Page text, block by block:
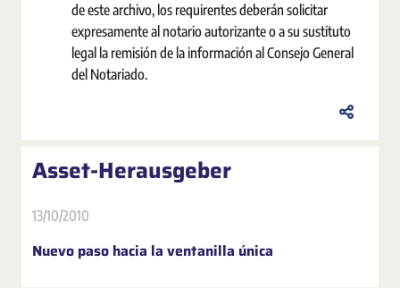
de este archivo, los requirentes deberán solicitar
expresamente al notario autorizante o a su sustituto
legal la remisión de la información al Consejo General
del Notariado.
Asset-Herausgeber
13/10/2010
Nuevo paso hacia la ventanilla única